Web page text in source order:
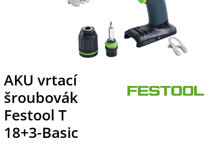
AKU vrtací
šroubovák
Festool T
18+3-Basic